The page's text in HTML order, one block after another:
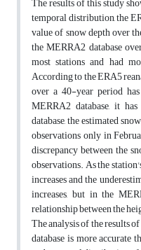
temporal distribution, the
value of snow depth over
the MERRA2 database
most stations and had
According to the ERA5
over a 40-year period
MERRA2 database, it
database, the estimated
observations only in
discrepancy between the
observations. As the
increases and the
increases, but in the
relationship between the
The analysis of the results
database is more